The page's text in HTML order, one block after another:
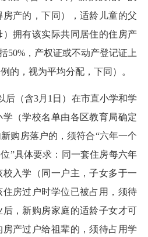
房产的，下同），适龄儿童的父
拥有该实际共同居住的住房产
50%，产权证或不动产登记证上
的，视为平均分配，下同）。
（含3月1日）在市直小学和学
（学校名单由各区教育局确定
购房落户的，须符合“六年一个
”具体要求：同一套住房每六年
入学（同一户主，子女多于一
房过户时学位已被占用，须待
，新购房家庭的适龄子女才可
产过户给祖辈的，须待占用学